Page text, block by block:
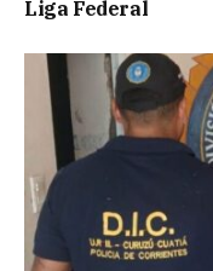
Liga Federal